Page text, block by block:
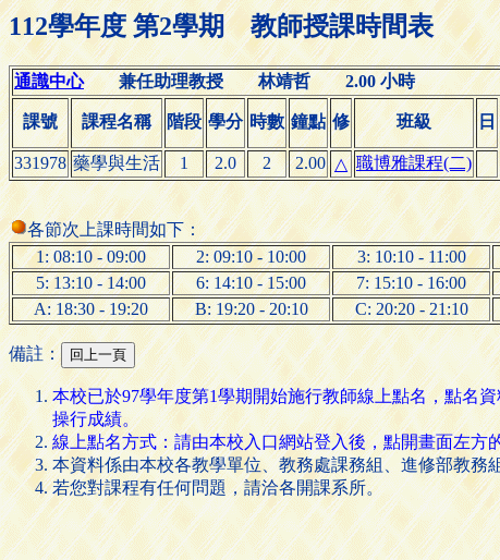
112學年度 第2學期 教師授課時間表
通識中心兼任助理教授 林靖哲 2.00 小時
課號 課程名稱 階段 學分 時數 鐘點 修 班級 日
331978 藥學與生活 1 2.0 2 2.00 △ 職博雅課程(二)
各節次上課時間如下：
1: 08:10 - 09:00
2: 09:10 - 10:00 3: 10:10 - 11:00
5: 13:10 - 14:00
6: 14:10 - 15:00 7: 15:10 - 16:00
A: 18:30 - 19:20
B: 19:20 - 20:10 C: 20:20 - 21:10
備註：
本校已於97學年度第1學期開始施行教師線上點名，點名
操行成績。
線上點名方式：請由本校入口網站登入後，點開畫面左
本資料係由本校各教學單位、教務處課務組、進修部教務
若您對課程有任何問題，請洽各開課系所。